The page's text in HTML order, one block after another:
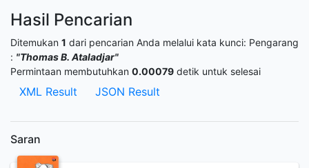
Hasil Pencarian
Ditemukan 1 dari pencarian Anda melalui kata kunci: Pengarang
: "Thomas B. Ataladjar"
Permintaan membutuhkan 0.00079 detik untuk selesai
XML Result JSON Result
Saran